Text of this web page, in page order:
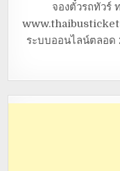
จองตั๋วรถทัวร์
ระบบออนไลน์ตลอด